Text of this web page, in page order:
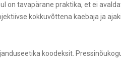
on tavapärane praktika, et ei
kokkuvõttena kaebaja ja
koodeksit.